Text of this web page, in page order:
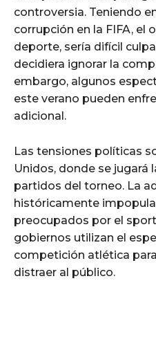
controversia. Teniendo
corrupción en la FIFA, el
deporte, sería difícil
decidiera ignorar la
embargo, algunos
este verano pueden
adicional.
Las tensiones políticas
Unidos, donde se jugará
partidos del torneo. La
históricamente
preocupados por el
gobiernos utilizan el
competición atlética
distraer al público.